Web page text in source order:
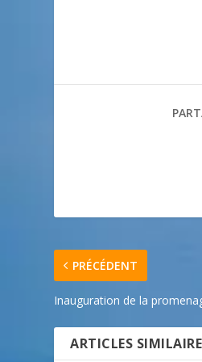
PRÉCÉDENT
Inauguration de la
ARTICLES